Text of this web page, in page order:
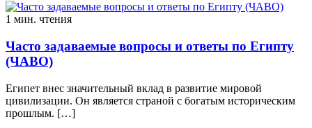
1 мин. чтения
Часто задаваемые вопросы и ответы по Египту
(ЧАВО)
Египет внес значительный вклад в развитие мировой
цивилизации. Он является страной с богатым историческим
прошлым. […]